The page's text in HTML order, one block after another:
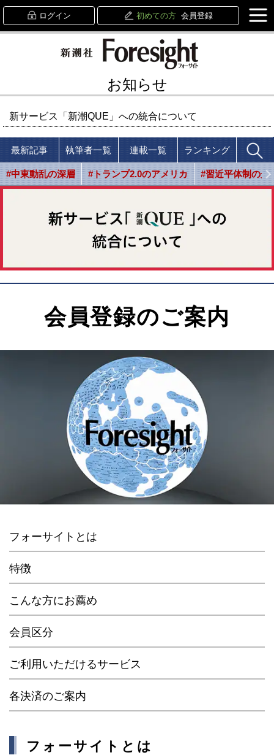
ログイン 初めての方 会員登録
お知らせ
新サービス「新潮QUE」への統合について
最新記事 執筆者一覧 連載一覧 ランキング
#中東動乱の深層 #トランプ2.0のアメリカ #習近平体制の光
会員登録のご案内
フォーサイトとは
特徴
こんな方にお薦め
会員区分
ご利用いただけるサービス
各決済のご案内
フォーサイトとは